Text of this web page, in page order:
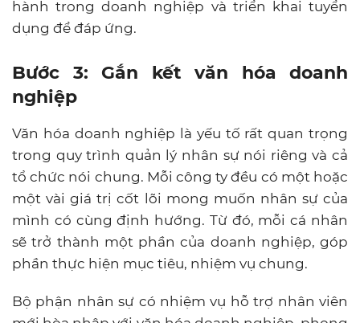
hành trong doanh nghiệp và triển khai tuyển
dụng để đáp ứng.
Bước 3: Gắn kết văn hóa doanh
nghiệp
Văn hóa doanh nghiệp là yếu tố rất quan trọng
trong quy trình quản lý nhân sự nói riêng và cả
tổ chức nói chung. Mỗi công ty đều có một hoặc
một vài giá trị cốt lõi mong muốn nhân sự của
mình có cùng định hướng. Từ đó, mỗi cá nhân
sẽ trở thành một phần của doanh nghiệp, góp
phần thực hiện mục tiêu, nhiệm vụ chung.
Bộ phận nhân sự có nhiệm vụ hỗ trợ nhân viên